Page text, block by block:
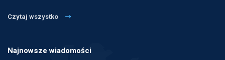
Czytaj wszystko
Najnowsze wiadomości